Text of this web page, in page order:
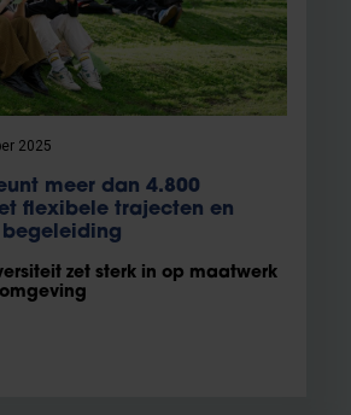
2025
meer dan 4.800
flexibele trajecten en
zet sterk in op maatwerk